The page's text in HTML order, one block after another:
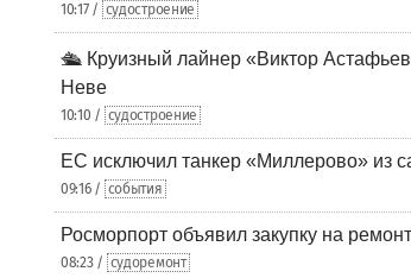
10:17 / судостроение
🛳️ Круизный лайнер «Виктор
Неве
10:10 / судостроение
ЕС исключил танкер «Миллерово» из
09:16 / события
Росморпорт объявил закупку на
08:23 / судоремонт